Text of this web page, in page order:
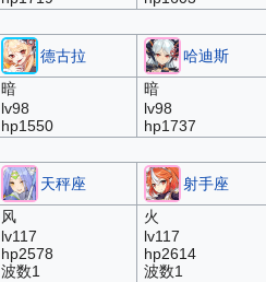
德古拉 哈迪斯
暗
lv98
hp1550
暗
lv98
hp1737
天秤座 射手座
风
lv117
hp2578
波数1
火
lv117
hp2614
波数1